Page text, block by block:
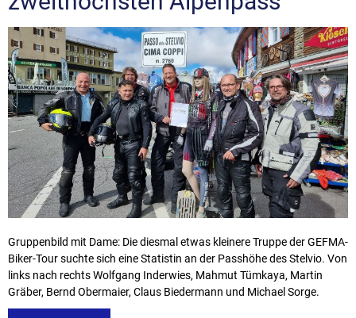
Gruppenbild mit Dame: Die diesmal etwas kleinere Truppe der GEFMA-
Biker-Tour suchte sich eine Statistin an der Passhöhe des Stelvio. Von
links nach rechts Wolfgang Inderwies, Mahmut Tümkaya, Martin
Gräber, Bernd Obermaier, Claus Biedermann und Michael Sorge.